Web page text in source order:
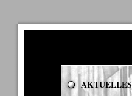
AKTUELLES